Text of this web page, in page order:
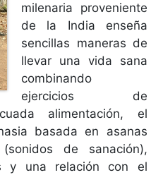
milenaria proveniente
de la India enseña
sencillas maneras de
llevar una vida sana
combinando
ejercicios de
alimentación, el
basada en asanas
de sanación),
y una relación con el